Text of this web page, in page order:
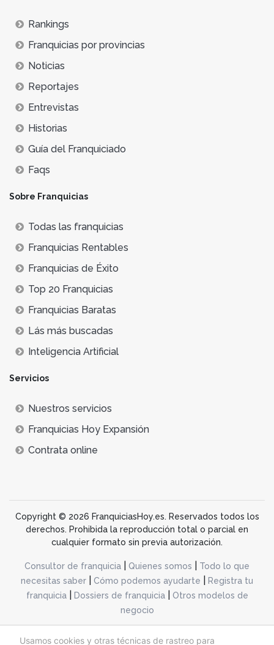
Usamos cookies y otras técnicas de rastreo para
Rankings
Franquicias por provincias
Noticias
Reportajes
Entrevistas
Historias
Guía del Franquiciado
Faqs
Sobre Franquicias
Todas las franquicias
Franquicias Rentables
Franquicias de Éxito
Top 20 Franquicias
Franquicias Baratas
Lás más buscadas
Inteligencia Artificial
Servicios
Nuestros servicios
Franquicias Hoy Expansión
Contrata online
Copyright © 2026 FranquiciasHoy.es. Reservados todos los
derechos. Prohibida la reproducción total o parcial en
cualquier formato sin previa autorización.
Consultor de franquicia Quienes somos
Todo lo que
necesitas saber
Cómo podemos ayudarte
Registra tu
franquicia| Dossiers de franquicia|
Otros modelos de
negocio